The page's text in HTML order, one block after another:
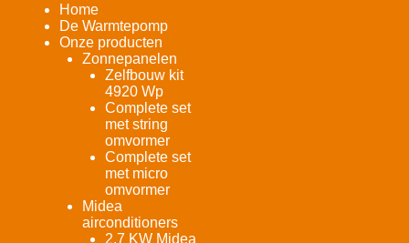
Home
De Warmtepomp
Onze producten
Zonnepanelen
Zelfbouw kit
4920 Wp
Complete set
met string
omvormer
Complete set
met micro
omvormer
Midea
airconditioners
2.7 KW Midea